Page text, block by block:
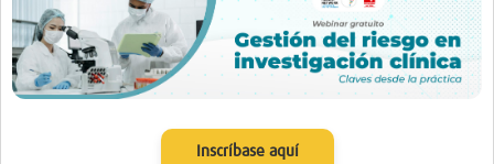
Desarrollo profesional
Proyectos Pathfinder
Inscríbase aquí